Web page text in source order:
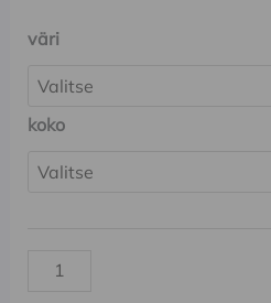
väri
koko